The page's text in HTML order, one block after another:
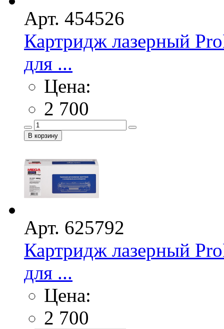
Арт. 454526
Картридж лазерный
для ...
Цена:
2 700
Арт. 625792
Картридж лазерный
для ...
Цена:
2 700